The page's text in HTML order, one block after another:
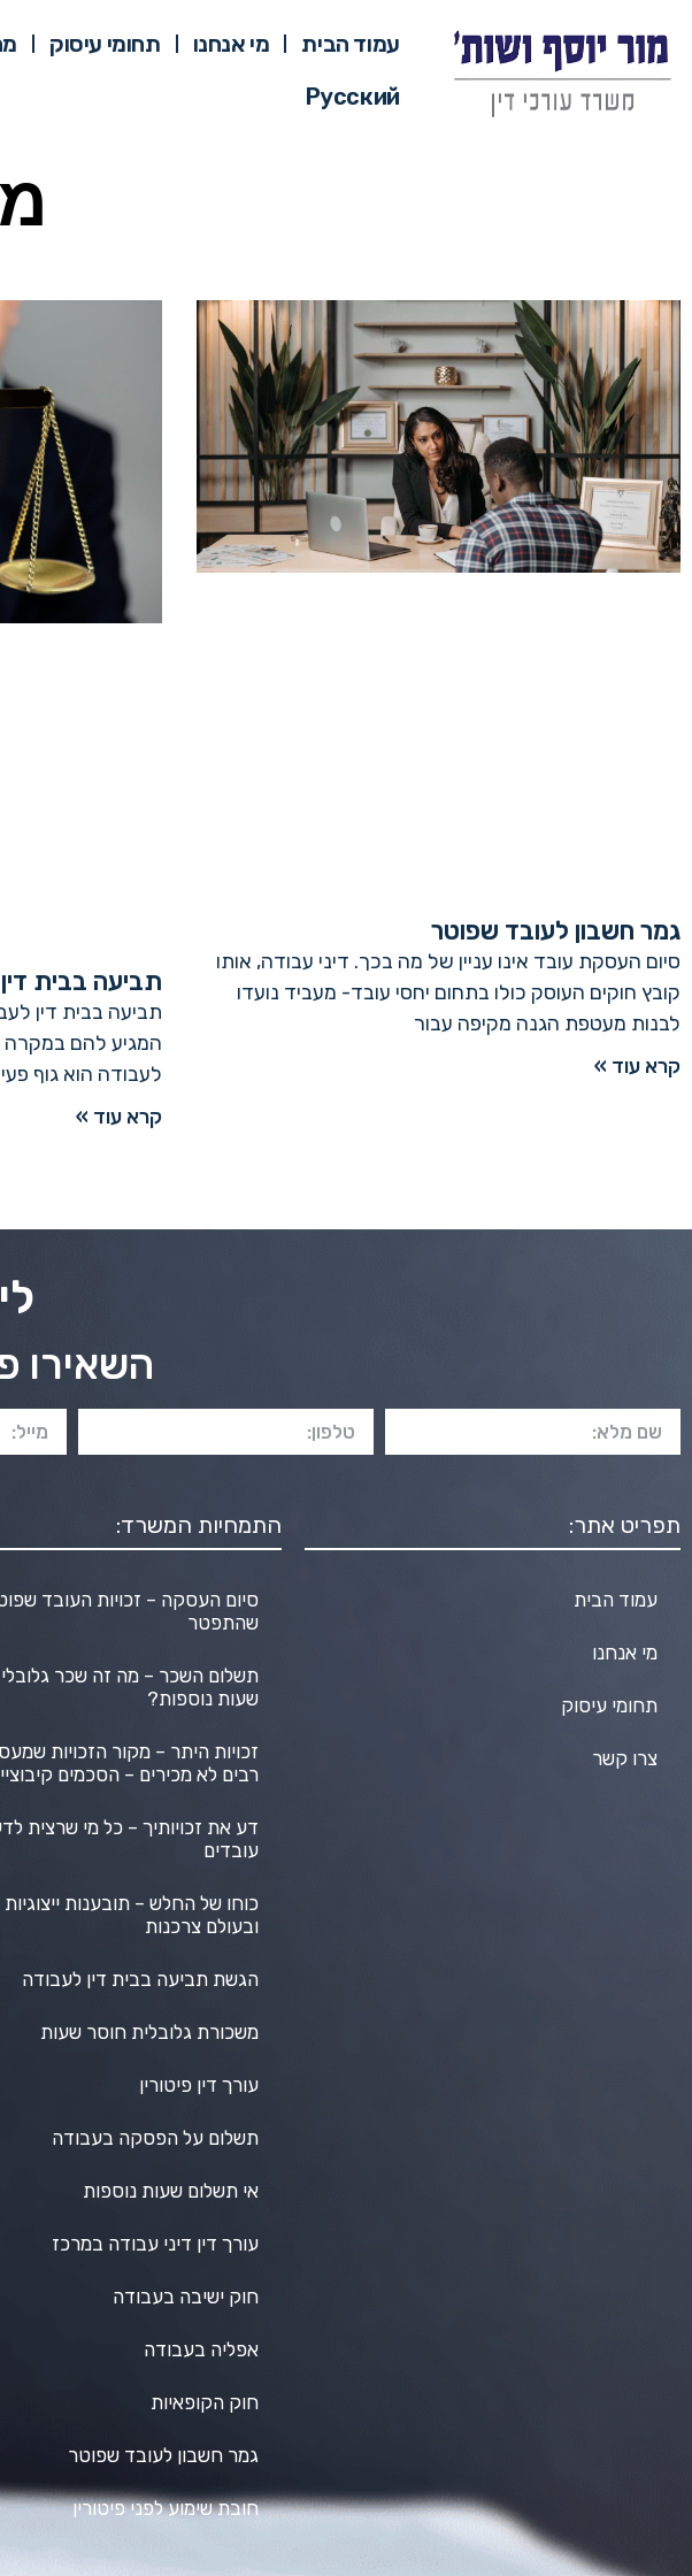
עמוד הבית מי אנחנו תחומי עיסוק
Русский
גמר חשבון לעובד שפוטר
סיום העסקת עובד אינו עניין של מה בכך. דיני עבודה, אותו
קובץ חוקים העוסק כולו בתחום יחסי עובד- מעביד נועדו
לבנות מעטפת הגנה מקיפה עבור
קרא עוד »
תביעה בבית
תביעה בבית דין
המגיע להם במקרה
לעבודה הוא גוף
קרא עוד »
השאירו
תפריט אתר:
עמוד הבית
מי אנחנו
תחומי עיסוק
צרו קשר
התמחיות המשרד:
סיום העסקה – זכויות העובד
שהתפטר
תשלום השכר – מה זה שכר גלובלי
שעות נוספות?
זכויות היתר – מקור הזכויות
רבים לא מכירים – הסכמים
דע את זכויותיך – כל מי שרצית
עובדים
כוחו של החלש – תובענות
ובעולם צרכנות
הגשת תביעה בבית דין לעבודה
משכורת גלובלית חוסר שעות
עורך דין פיטורין
תשלום על הפסקה בעבודה
אי תשלום שעות נוספות
עורך דין דיני עבודה במרכז
חוק ישיבה בעבודה
אפליה בעבודה
חוק הקופאיות
גמר חשבון לעובד שפוטר
חובת שימוע לפני פיטורין